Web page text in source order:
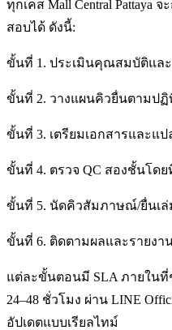
ทุกเคส Mall Central Pattaya
สอบได้ ดังนี้:
ขั้นที่ 1. ประเมินคุณสมบัติและ
ขั้นที่ 2. วางแผนคิวยื่นตามป
ขั้นที่ 3. เตรียมเอกสารและแ
ขั้นที่ 4. ตรวจ QC สองชั้นโด
ขั้นที่ 5. นัดคิวสัมภาษณ์/ยื่นเ
ขั้นที่ 6. ติดตามผลและรายงา
แต่ละขั้นตอนมี SLA ภายใน
24–48 ชั่วโมง ผ่าน LINE
อัปเดตแบบเรียลไทม์